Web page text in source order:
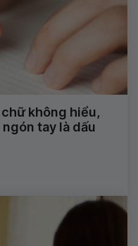
không hiểu,
tay là dấu